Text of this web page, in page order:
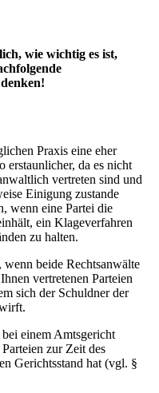
wie wichtig es ist,
Praxis eine eher
erstaunlicher, da es nicht
vertreten sind und
Einigung zustande
wenn eine Partei die
ein Klageverfahren
zu halten.
beide Rechtsanwälte
vertretenen Parteien
sich der Schuldner der
einem Amtsgericht
zur Zeit des
Gerichtsstand hat (vgl. §